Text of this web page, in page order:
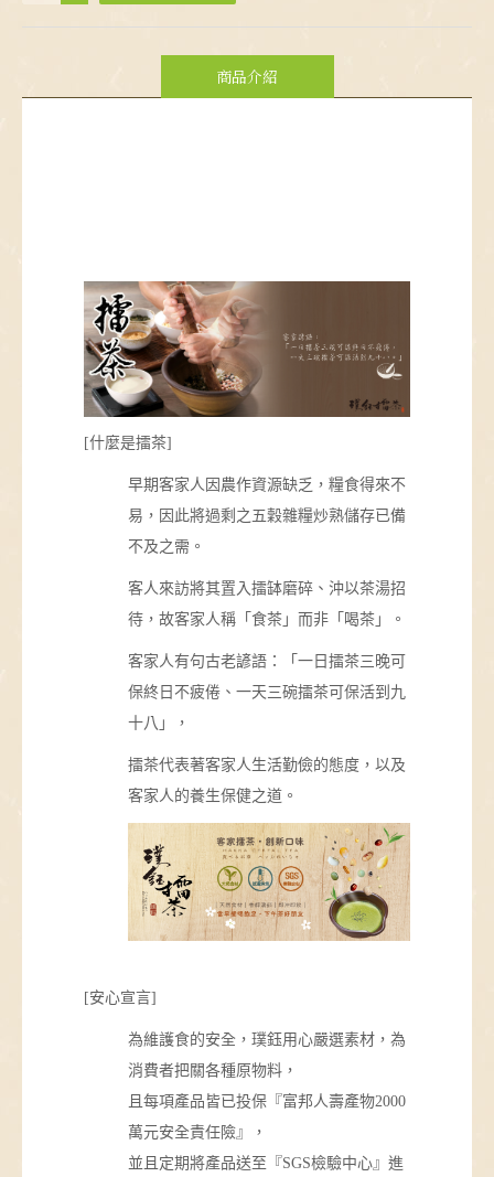
商品介紹
[什麼是擂茶]
早期客家人因農作資源缺乏，糧食得來不
易，因此將過剩之五穀雜糧炒熟儲存已備
不及之需。
客人來訪將其置入擂缽磨碎、沖以茶湯招
待，故客家人稱「食茶」而非「喝茶」。
客家人有句古老諺語：「一日擂茶三晚可
保終日不疲倦、一天三碗擂茶可保活到九
十八」，
擂茶代表著客家人生活勤儉的態度，以及
客家人的養生保健之道。
[安心宣言]
為維護食的安全，璞鈺用心嚴選素材，為
消費者把關各種原物料，
且每項產品皆已投保『富邦人壽產物2000
萬元安全責任險』，
並且定期將產品送至『SGS檢驗中心』進